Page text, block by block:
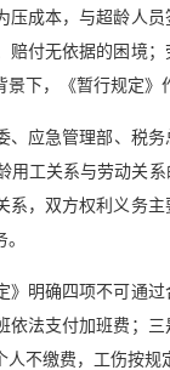
压成本，与超龄人
赔付无依据的困境
下，《暂行规定
、应急管理部、税
用工关系与劳动关
系，双方权利义务
》明确四项不可通
依法支付加班费；
人不缴费，工伤按规